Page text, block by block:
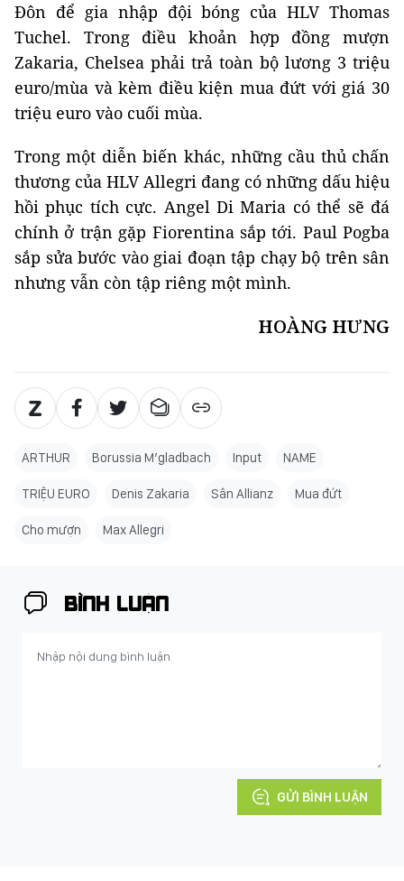
Đôn để gia nhập đội bóng của HLV Thomas
Tuchel. Trong điều khoản hợp đồng mượn
Zakaria, Chelsea phải trả toàn bộ lương 3 triệu
euro/mùa và kèm điều kiện mua đứt với giá 30
triệu euro vào cuối mùa.
Trong một diễn biến khác, những cầu thủ chấn
thương của HLV Allegri đang có những dấu hiệu
hồi phục tích cực. Angel Di Maria có thể sẽ đá
chính ở trận gặp Fiorentina sắp tới. Paul Pogba
sắp sửa bước vào giai đoạn tập chạy bộ trên sân
nhưng vẫn còn tập riêng một mình.
HOÀNG HƯNG
ARTHUR Borussia M’gladbach Input NAME
TRIỆU EURO Denis Zakaria Sân Allianz Mua đứt
Cho mượn Max Allegri
BÌNH LUẬN
GỬI BÌNH LUẬN